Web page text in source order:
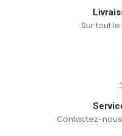
Sur tout
Contactez-nous